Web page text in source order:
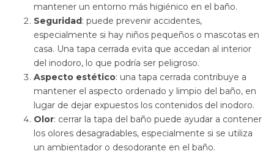
mantener un entorno más higiénico en el baño.
Seguridad: puede prevenir accidentes,
especialmente si hay niños pequeños o mascotas en
casa. Una tapa cerrada evita que accedan al interior
del inodoro, lo que podría ser peligroso.
Aspecto estético: una tapa cerrada contribuye a
mantener el aspecto ordenado y limpio del baño, en
lugar de dejar expuestos los contenidos del inodoro.
Olor: cerrar la tapa del baño puede ayudar a contener
los olores desagradables, especialmente si se utiliza
un ambientador o desodorante en el baño.